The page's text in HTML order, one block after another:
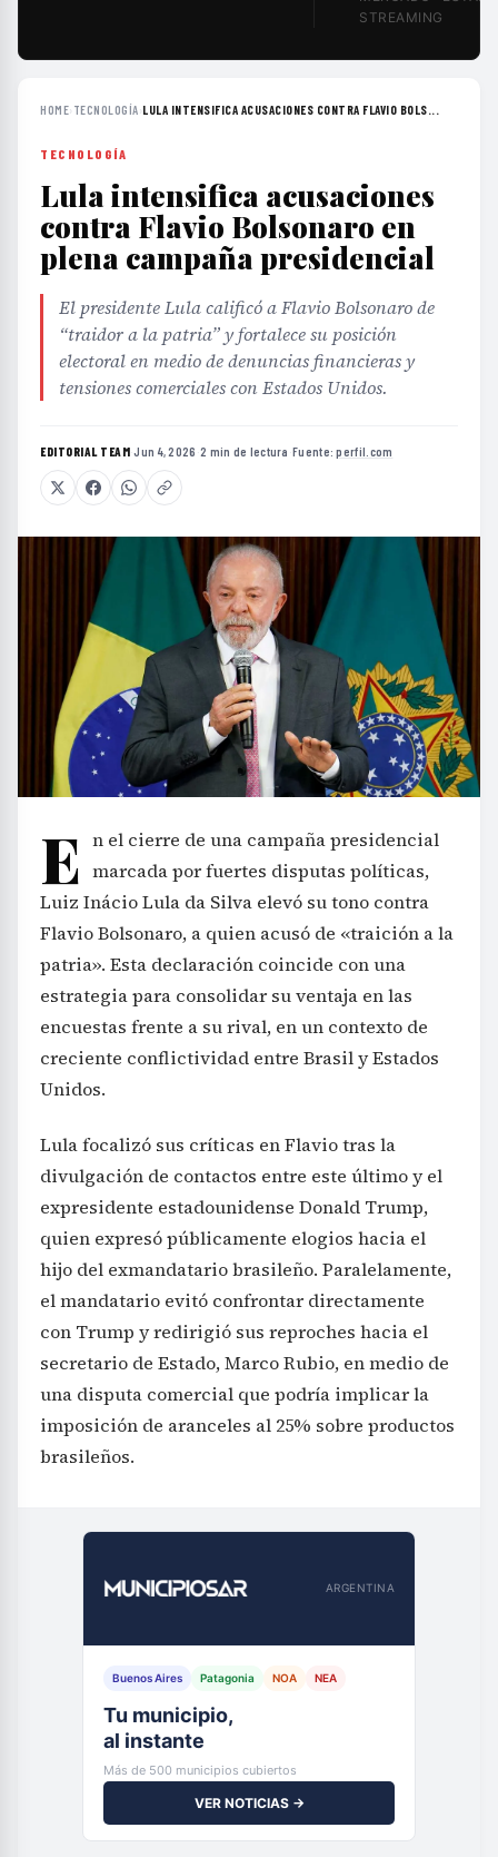
STREAMING
HOME› TECNOLOGÍA›LULA INTENSIFICA ACUSACIONES CONTRA FLAVIO BOLS...
TECNOLOGÍA
Lula intensifica acusaciones
contra Flavio Bolsonaro en
plena campaña presidencial
El presidente Lula calificó a Flavio Bolsonaro de
“traidor a la patria” y fortalece su posición
electoral en medio de denuncias financieras y
tensiones comerciales con Estados Unidos.
EDITORIAL TEAM·Jun 4, 2026 ·2 min de lectura ·Fuente:perfil.com
E n el cierre de una campaña presidencial
marcada por fuertes disputas políticas,
Luiz Inácio Lula da Silva elevó su tono contra
Flavio Bolsonaro, a quien acusó de «traición a la
patria». Esta declaración coincide con una
estrategia para consolidar su ventaja en las
encuestas frente a su rival, en un contexto de
creciente conflictividad entre Brasil y Estados
Unidos.
Lula focalizó sus críticas en Flavio tras la
divulgación de contactos entre este último y el
expresidente estadounidense Donald Trump,
quien expresó públicamente elogios hacia el
hijo del exmandatario brasileño. Paralelamente,
el mandatario evitó confrontar directamente
con Trump y redirigió sus reproches hacia el
secretario de Estado, Marco Rubio, en medio de
una disputa comercial que podría implicar la
imposición de aranceles al 25% sobre productos
brasileños.
ARGENTINA
Buenos Aires Patagonia NOA NEA
Tu municipio,
al instante
Más de 500 municipios cubiertos
VER NOTICIAS →